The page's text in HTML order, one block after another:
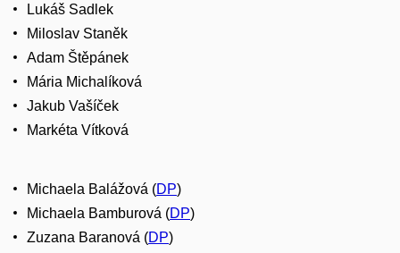
Lukáš Sadlek
Miloslav Staněk
Adam Štěpánek
Mária Michalíková
Jakub Vašíček
Markéta Vítková
Michaela Balážová (DP)
Michaela Bamburová (DP)
Zuzana Baranová (DP)